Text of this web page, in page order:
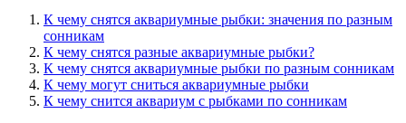
К чему снятся аквариумные рыбки: значения по разным
сонникам
К чему снятся разные аквариумные рыбки?
К чему снятся аквариумные рыбки по разным сонникам
К чему могут сниться аквариумные рыбки
К чему снится аквариум с рыбками по сонникам